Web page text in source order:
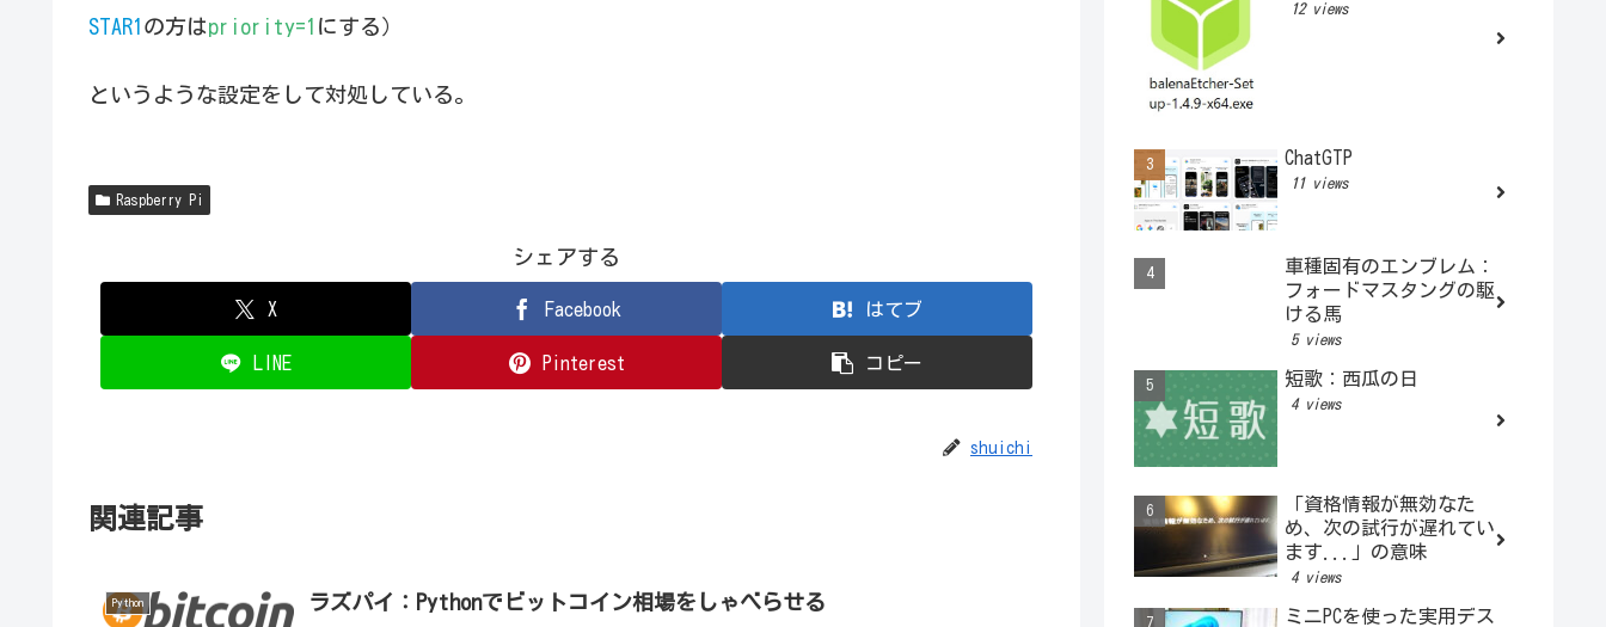
STAR1 の方はpriority=1 にする）
というような設定をして対処している。
Raspberry Pi
シェアする
X Facebook はてブ
LINE Pinterest コピー
shuichi
関連記事
Python ラズパイ：Pythonでビットコイン相場をしゃべらせる
12 views
ChatGTP
11 views
車種固有のエンブレム：
フォードマスタングの駆
ける馬
5 views
短歌：西瓜の日
4 views
「資格情報が無効なた
め、次の試行が遅れてい
ます...」の意味
4 views
ミニPCを使った実用デス